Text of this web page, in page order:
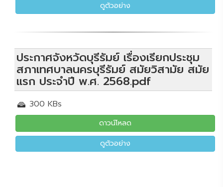
ดูตัวอย่าง
ประกาศจังหวัดบุรีรัมย์ เรื่องเรียกประชุม
สภาเทศบาลนครบุรีรัมย์ สมัยวิสามัย สมัย
แรก ประจำปี พ.ศ. 2568.pdf
300 KBs
ดาวน์โหลด
ดูตัวอย่าง